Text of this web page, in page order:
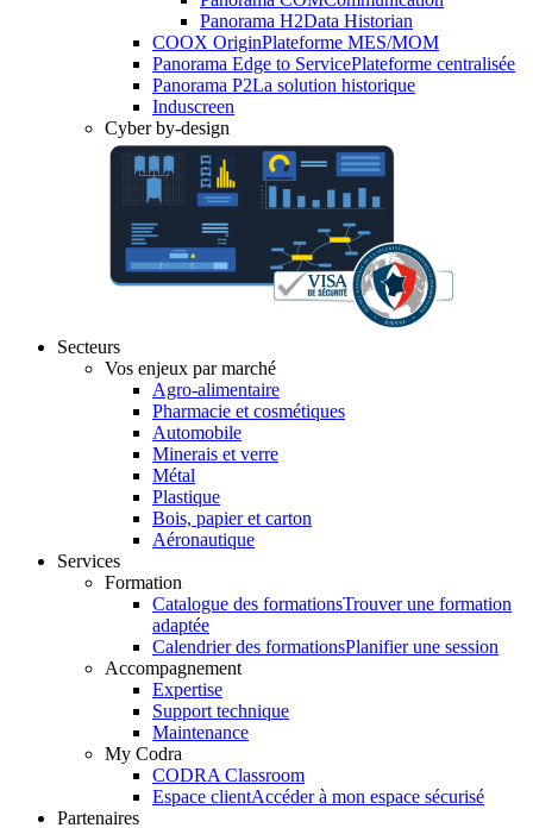
Panorama H2Data Historian
COOX OriginPlateforme MES/MOM
Panorama Edge to ServicePlateforme centralisée
Panorama P2La solution historique
Induscreen
Cyber by-design
Secteurs
Vos enjeux par marché
Agro-alimentaire
Pharmacie et cosmétiques
Automobile
Minerais et verre
Métal
Plastique
Bois, papier et carton
Aéronautique
Services
Formation
Catalogue des formationsTrouver une formation
adaptée
Calendrier des formationsPlanifier une session
Accompagnement
Expertise
Support technique
Maintenance
My Codra
CODRA Classroom
Espace clientAccéder à mon espace sécurisé
Partenaires